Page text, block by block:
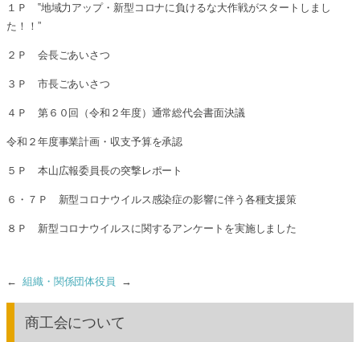
１Ｐ ‟地域力アップ・新型コロナに負けるな大作戦がスタートしまし
た！！”
２Ｐ 会長ごあいさつ
３Ｐ 市長ごあいさつ
４Ｐ 第６０回（令和２年度）通常総代会書面決議
令和２年度事業計画・収支予算を承認
５Ｐ 本山広報委員長の突撃レポート
６・７Ｐ 新型コロナウイルス感染症の影響に伴う各種支援策
８Ｐ 新型コロナウイルスに関するアンケートを実施しました
← 組織・関係団体役員 →
商工会について